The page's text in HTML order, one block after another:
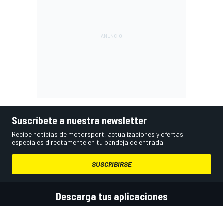
Suscríbete a nuestra newsletter
Recibe noticias de motorsport, actualizaciones y ofertas
especiales directamente en tu bandeja de entrada.
SUSCRIBIRSE
Descarga tus aplicaciones